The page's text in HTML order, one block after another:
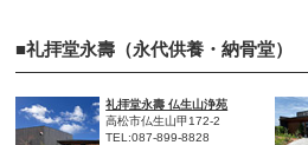
■礼拝堂永壽（永代供養・納骨堂）
礼拝堂永壽 仏生山浄苑
高松市仏生山甲172-2
TEL:087-899-8828